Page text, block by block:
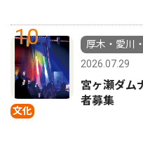
10
文化
厚木・愛川
2026.07.29
宮ヶ瀬ダム
者募集